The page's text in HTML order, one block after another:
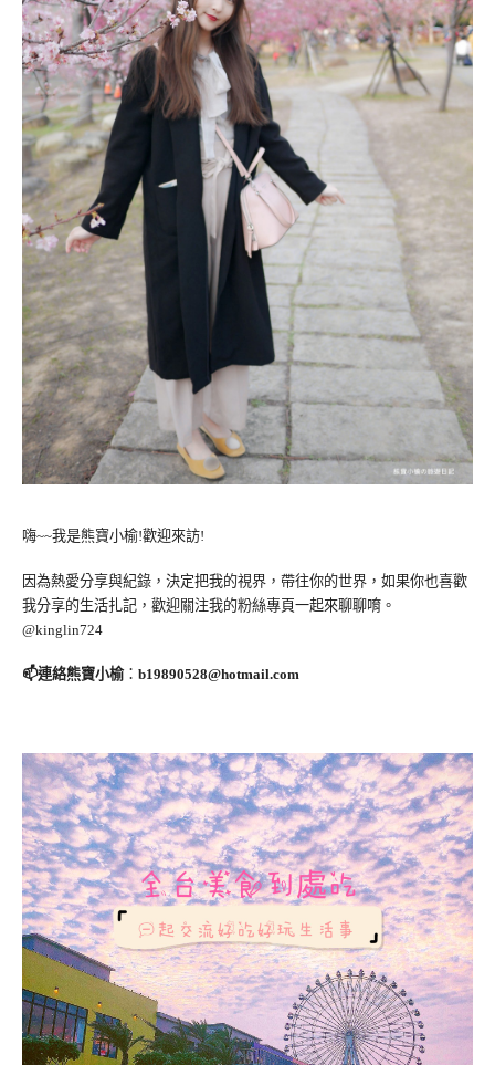
嗨~~我是熊寶小榆!歡迎來訪!
因為熱愛分享與紀錄，決定把我的視界，帶往你的世界，如果你也喜歡
我分享的生活扎記，歡迎關注我的粉絲專頁一起來聊聊唷。
@kinglin724
📫連絡熊寶小榆： b19890528@hotmail.com